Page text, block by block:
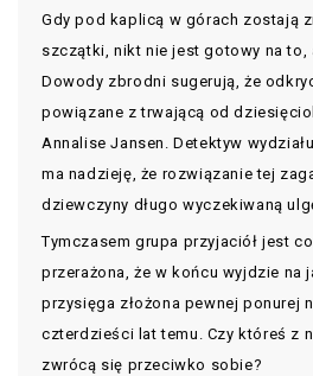
Gdy pod kaplicą w górach zostają
szczątki, nikt nie jest gotowy na to,
Dowody zbrodni sugerują, że
powiązane z trwającą od
Annalise Jansen. Detektyw
ma nadzieję, że rozwiązanie tej
dziewczyny długo wyczekiwaną
Tymczasem grupa przyjaciół jest
przerażona, że w końcu wyjdzie na
przysięga złożona pewnej ponurej
czterdzieści lat temu. Czy któreś z
zwrócą się przeciwko sobie?